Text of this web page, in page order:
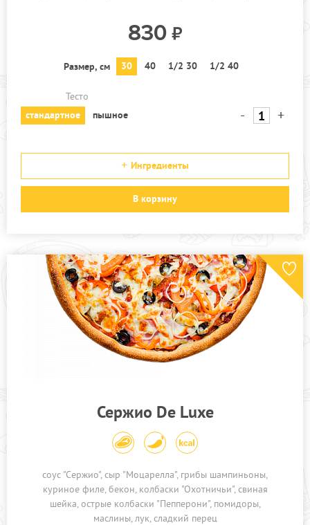
830
Размер, см 30 40 1/2 30 1/2 40
Тесто
стандартное
пышное - +
Ингредиенты
В корзину
Сержио De Luxe
соус "Сержио" сыр "Моцарелла" грибы шампиньоны
куриное филе бекон колбаски "Охотничьи" свиная
шейка острые колбаски "Пепперони" помидоры
маслины лук сладкий перец